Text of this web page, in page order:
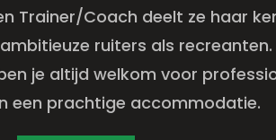
Trainer/Coach deelt ze haar
ruiters als recreanten.
je altijd welkom voor
een prachtige accommodatie.